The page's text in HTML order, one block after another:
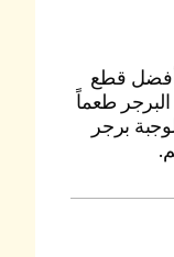
أفضل قطع
طعماً
برجر